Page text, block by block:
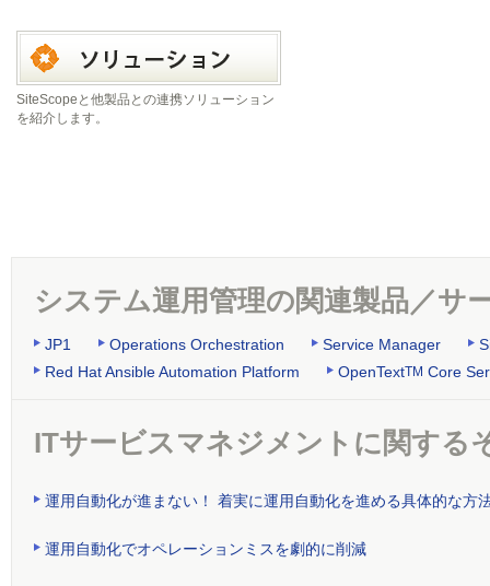
SiteScopeと他製品との連携ソリューション
を紹介します。
システム運用管理の関連製品／サ
JP1 Operations Orchestration Service Manager
Red Hat Ansible Automation Platform
OpenTextTM Core
ITサービスマネジメントに関する
運用自動化が進まない！ 着実に運用自動化を進める具体的な方
運用自動化でオペレーションミスを劇的に削減